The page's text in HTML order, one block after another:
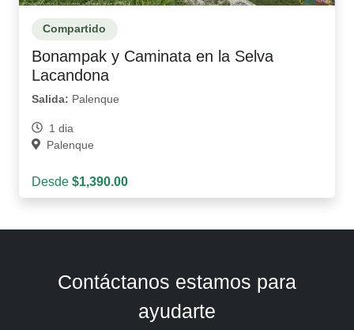
Compartido
Bonampak y Caminata en la Selva
Lacandona
Salida: Palenque
1 dia
Palenque
Desde $1,390.00
Contáctanos estamos para
ayudarte